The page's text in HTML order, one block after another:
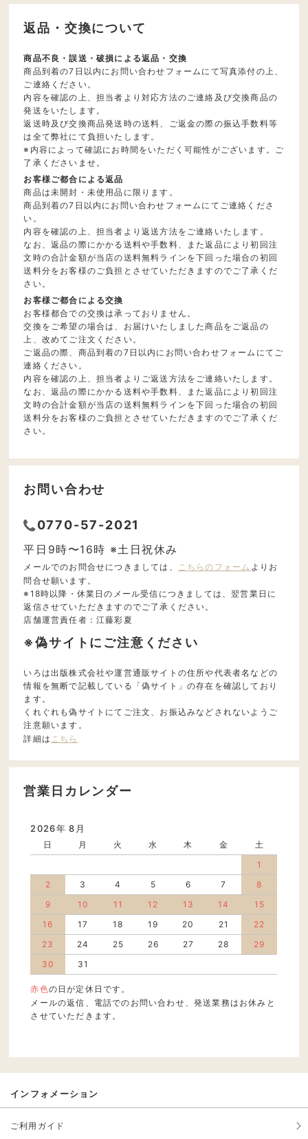
返品・交換について
商品不良・誤送・破損による返品・交換
商品到着の7日以内にお問い合わせフォームにて写真添付の上、
ご連絡ください。
内容を確認の上、担当者より対応方法のご連絡及び交換商品の
発送をいたします。
返送時及び交換商品発送時の送料、ご返金の際の振込手数料等
は全て弊社にて負担いたします。
※内容によって確認にお時間をいただく可能性がございます。ご
了承くださいませ。
お客様ご都合による返品
商品は未開封・未使用品に限ります。
商品到着の7日以内にお問い合わせフォームにてご連絡くださ
い。
内容を確認の上、担当者より返送方法をご連絡いたします。
なお、返品の際にかかる送料や手数料、また返品により初回注
文時の合計金額が当店の送料無料ラインを下回った場合の初回
送料分をお客様のご負担とさせていただきますのでご了承くだ
さい。
お客様ご都合による交換
お客様都合での交換は承っておりません。
交換をご希望の場合は、お届けいたしました商品をご返品の
上、改めてご注文ください。
ご返品の際、商品到着の7日以内にお問い合わせフォームにてご
連絡ください。
内容を確認の上、担当者よりご返送方法をご連絡いたします。
なお、返品の際にかかる送料や手数料、また返品により初回注
文時の合計金額が当店の送料無料ラインを下回った場合の初回
送料分をお客様のご負担とさせていただきますのでご了承くだ
さい。
お問い合わせ
0770-57-2021
平日9時〜16時 ※土日祝休み
メールでのお問合せにつきましては、 こちらのフォーム よりお
問合せ願います。
※18時以降・休業日のメール受信につきましては、翌営業日に
返信させていただきますのでご了承ください。
店舗運営責任者：江藤彩夏
※偽サイトにご注意ください
いろは出版株式会社や運営通販サイトの住所や代表者名などの
情報を無断で記載している「偽サイト」の存在を確認しており
ます。
くれぐれも偽サイトにてご注文、お振込みなどされないようご
注意願います。
詳細は こちら
営業日カレンダー
2026年 8月
日 月 火 水 木 金
土
1
2
3 4 5 6 7
8
9
10 11 12 13 14
15
16
17 18 19 20 21
22
23
24 25 26 27 28
29
30
31
赤色の日が定休日です。
メールの返信、電話でのお問い合わせ、発送業務はお休みと
させていただきます。
インフォメーション
ご利用ガイド